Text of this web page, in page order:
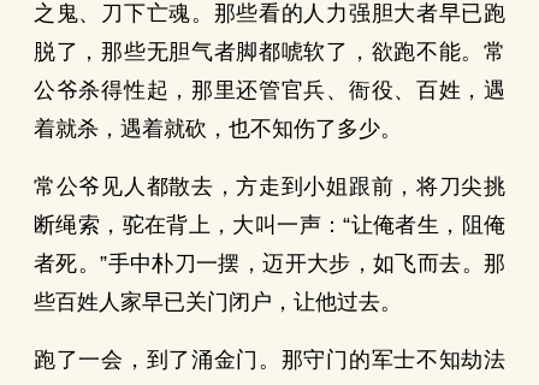
之鬼、刀下亡魂。那些看的人力强胆大者早已跑
脱了，那些无胆气者脚都唬软了，欲跑不能。常
公爷杀得性起，那里还管官兵、衙役、百姓，遇
着就杀，遇着就砍，也不知伤了多少。
常公爷见人都散去，方走到小姐跟前，将刀尖挑
断绳索，驼在背上，大叫一声：“让俺者生，阻俺
者死。”手中朴刀一摆，迈开大步，如飞而去。那
些百姓人家早已关门闭户，让他过去。
跑了一会，到了涌金门。那守门的军士不知劫法